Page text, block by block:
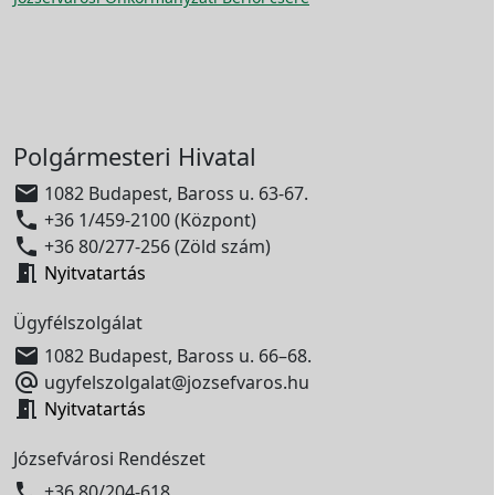
Polgármesteri Hivatal
 1082 Budapest, Baross u. 63-67.
 +36 1/459-2100 (Központ)
 +36 80/277-256 (Zöld szám)
 Nyitvatartás
Ügyfélszolgálat
 1082 Budapest, Baross u. 66–68.
 ugyfelszolgalat@jozsefvaros.hu
 Nyitvatartás
Józsefvárosi Rendészet